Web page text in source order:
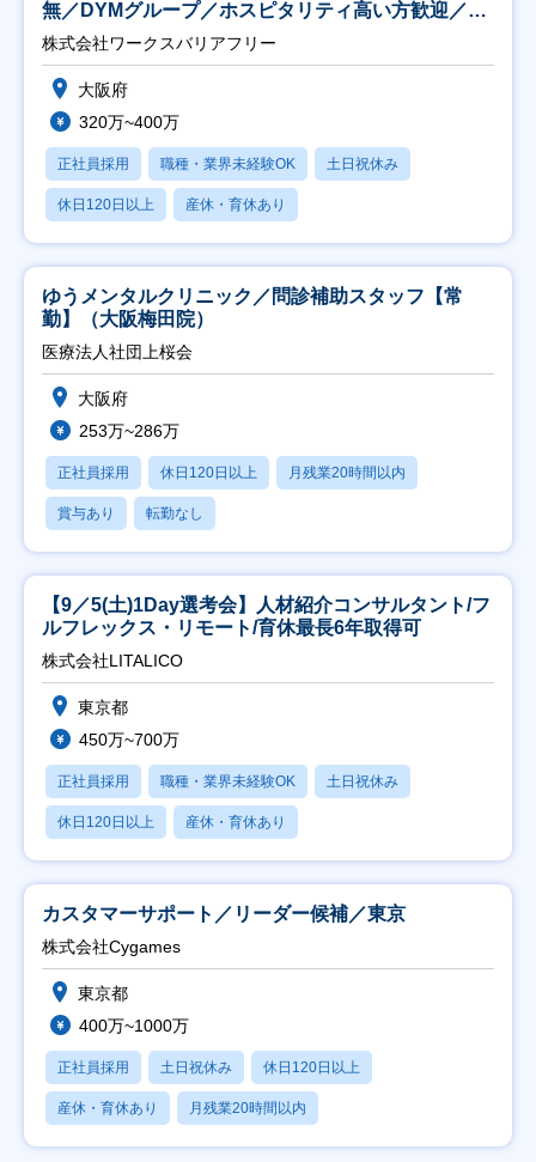
無／DYMグループ／ホスピタリティ高い方歓迎／土
日祝】
株式会社ワークスバリアフリー
大阪府
320万~400万
正社員採用 職種・業界未経験OK 土日祝休み
休日120日以上 産休・育休あり
ゆうメンタルクリニック／問診補助スタッフ【常
勤】（大阪梅田院）
医療法人社団上桜会
大阪府
253万~286万
正社員採用 休日120日以上 月残業20時間以内
賞与あり 転勤なし
【9／5(土)1Day選考会】人材紹介コンサルタント/フ
ルフレックス・リモート/育休最長6年取得可
株式会社LITALICO
東京都
450万~700万
正社員採用 職種・業界未経験OK 土日祝休み
休日120日以上 産休・育休あり
カスタマーサポート／リーダー候補／東京
株式会社Cygames
東京都
400万~1000万
正社員採用 土日祝休み 休日120日以上
産休・育休あり 月残業20時間以内